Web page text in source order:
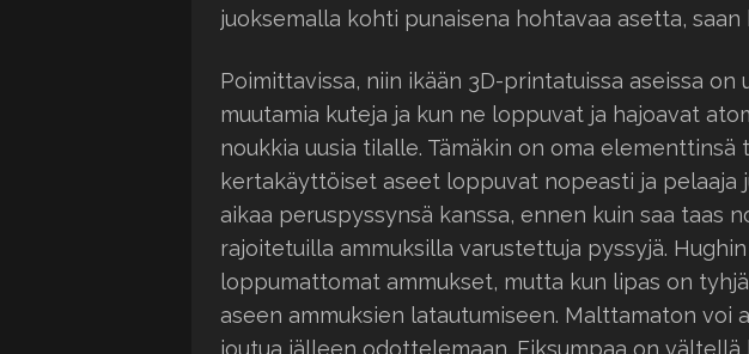
juoksemalla kohti punaisena hohtavaa asetta,
Poimittavissa, niin ikään 3D-printatuissa aseissa on
muutamia kuteja ja kun ne loppuvat ja hajoavat
noukkia uusia tilalle. Tämäkin on oma elementtinsä
kertakäyttöiset aseet loppuvat nopeasti ja pelaaja
aikaa peruspyssynsä kanssa, ennen kuin saa taas
rajoitetuilla ammuksilla varustettuja pyssyjä.
loppumattomat ammukset, mutta kun lipas on
aseen ammuksien latautumiseen. Malttamaton voi
joutua jälleen odottelemaan. Fiksumpaa on